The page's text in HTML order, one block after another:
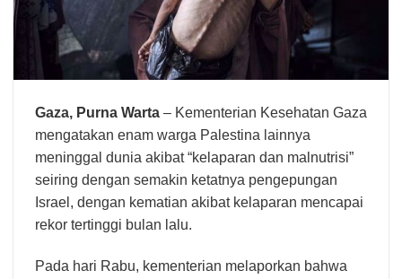
Gaza, Purna Warta – Kementerian Kesehatan Gaza
mengatakan enam warga Palestina lainnya
meninggal dunia akibat “kelaparan dan malnutrisi”
seiring dengan semakin ketatnya pengepungan
Israel, dengan kematian akibat kelaparan mencapai
rekor tertinggi bulan lalu.
Pada hari Rabu, kementerian melaporkan bahwa